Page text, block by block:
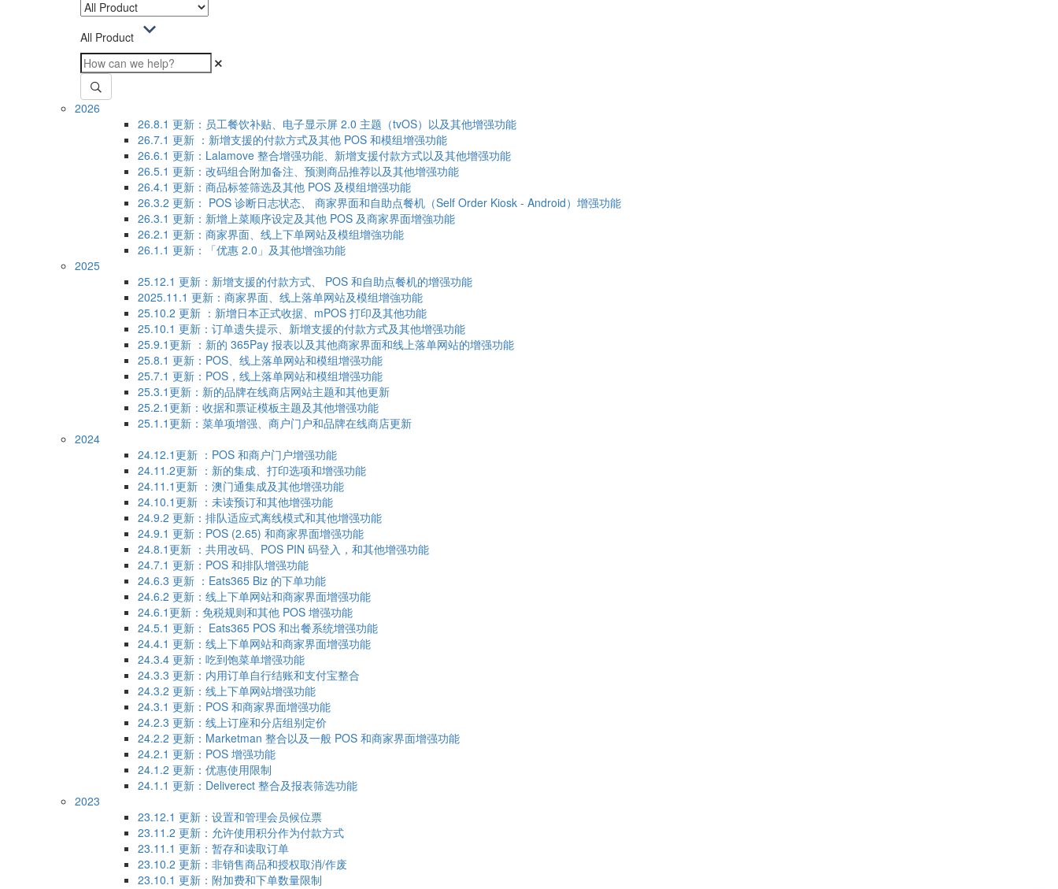
All Product
2026
26.8.1 更新：员工餐饮补贴、电子显示屏 2.0 主题（tvOS）以及其他增强功能
26.7.1 更新 ：新增支援的付款方式及其他 POS 和模组增强功能
26.6.1 更新：Lalamove 整合增强功能、新增支援付款方式以及其他增强功能
26.5.1 更新：改码组合附加备注、预测商品推荐以及其他增强功能
26.4.1 更新：商品标签筛选及其他 POS 及模组增强功能
26.3.2 更新： POS 诊断日志状态、 商家界面和自助点餐机（Self Order Kiosk - Android）增强功能
26.3.1 更新：新增上菜顺序设定及其他 POS 及商家界面增強功能
26.2.1 更新：商家界面、线上下单网站及模组增強功能
26.1.1 更新：「优惠 2.0」及其他增強功能
2025
25.12.1 更新：新增支援的付款方式、 POS 和自助点餐机的增强功能
2025.11.1 更新：商家界面、线上落单网站及模组增強功能
25.10.2 更新 ：新增日本正式收据、mPOS 打印及其他功能
25.10.1 更新：订单遗失提示、新增支援的付款方式及其他增强功能
25.9.1更新 ：新的 365Pay 报表以及其他商家界面和线上落单网站的增强功能
25.8.1 更新：POS、线上落单网站和模组增强功能
25.7.1 更新：POS，线上落单网站和模组增强功能
25.3.1更新：新的品牌在线商店网站主题和其他更新
25.2.1更新：收据和票证模板主题及其他增强功能
25.1.1更新：菜单项增强、商户门户和品牌在线商店更新
2024
24.12.1更新 ：POS 和商户门户增强功能
24.11.2更新 ：新的集成、打印选项和增强功能
24.11.1更新 ：澳门通集成及其他增强功能
24.10.1更新 ：未读预订和其他增强功能
24.9.2 更新：排队适应式离线模式和其他增强功能
24.9.1 更新：POS (2.65) 和商家界面增强功能
24.8.1更新 ：共用改码、POS PIN 码登入，和其他增强功能
24.7.1 更新：POS 和排队增强功能
24.6.3 更新 ：Eats365 Biz 的下单功能
24.6.2 更新：线上下单网站和商家界面增强功能
24.6.1更新：免税规则和其他 POS 增强功能
24.5.1 更新： Eats365 POS 和出餐系统增强功能
24.4.1 更新：线上下单网站和商家界面增强功能
24.3.4 更新：吃到饱菜单增强功能
24.3.3 更新：内用订单自行结账和支付宝整合
24.3.2 更新：线上下单网站增强功能
24.3.1 更新：POS 和商家界面增强功能
24.2.3 更新：线上订座和分店组别定价
24.2.2 更新：Marketman 整合以及一般 POS 和商家界面增强功能
24.2.1 更新：POS 增强功能
24.1.2 更新：优惠使用限制
24.1.1​ 更新：Deliverect 整合及报表筛选功能
2023
23.12.1​ 更新：设置和管理会员候位票
23.11.2​ 更新：允许使用积分作为付款方式
23.11.1 更新：暂存和读取订单
23.10.2 更新：非销售商品和授权取消/作废
23.10.1 更新：附加费和下单数量限制